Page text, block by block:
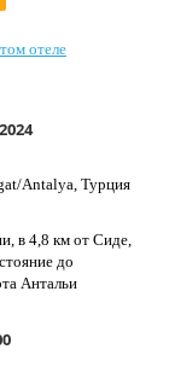
отеле
Antalya, Турция
в 4,8 км от Сиде,
до
Антальи